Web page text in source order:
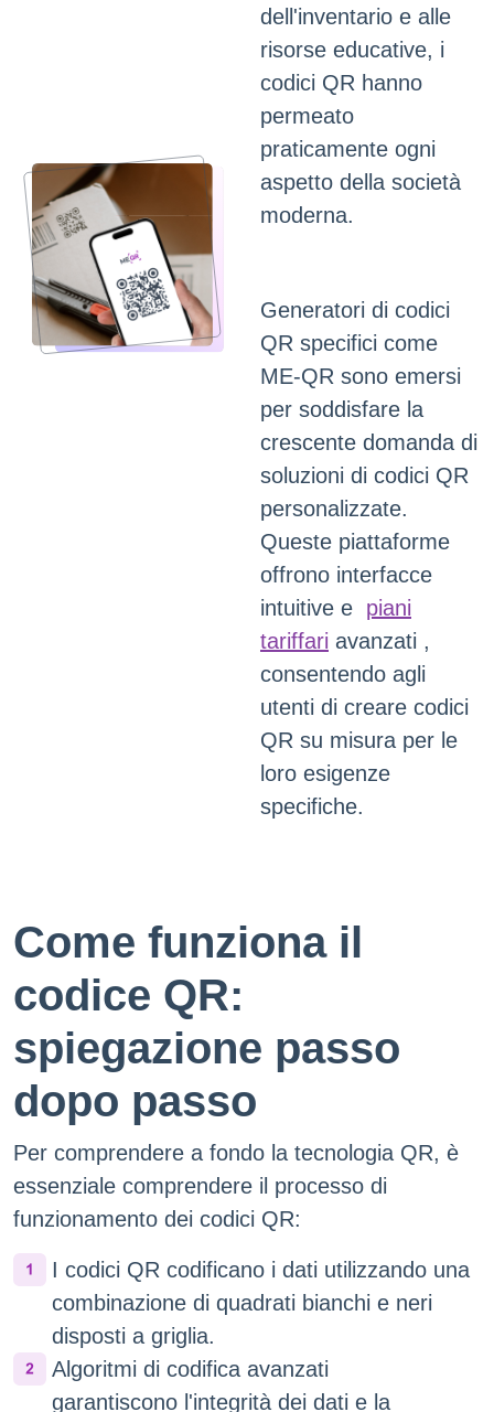
dell'inventario e alle
risorse educative, i
codici QR hanno
permeato
praticamente ogni
aspetto della società
moderna.
Generatori di codici
QR specifici come
ME-QR sono emersi
per soddisfare la
crescente domanda di
soluzioni di codici QR
personalizzate.
Queste piattaforme
offrono interfacce
intuitive e piani
tariffari avanzati ,
consentendo agli
utenti di creare codici
QR su misura per le
loro esigenze
specifiche.
Come funziona il
codice QR:
spiegazione passo
dopo passo
Per comprendere a fondo la tecnologia QR, è
essenziale comprendere il processo di
funzionamento dei codici QR:
I codici QR codificano i dati utilizzando una
combinazione di quadrati bianchi e neri
disposti a griglia.
Algoritmi di codifica avanzati
garantiscono l'integrità dei dati e la